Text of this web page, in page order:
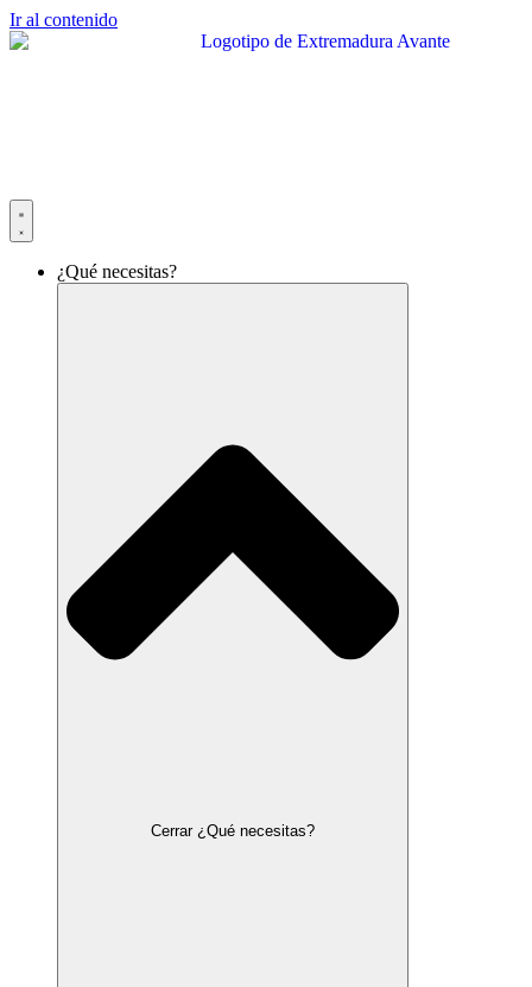
Ir al contenido
¿Qué necesitas?
Cerrar ¿Qué necesitas?